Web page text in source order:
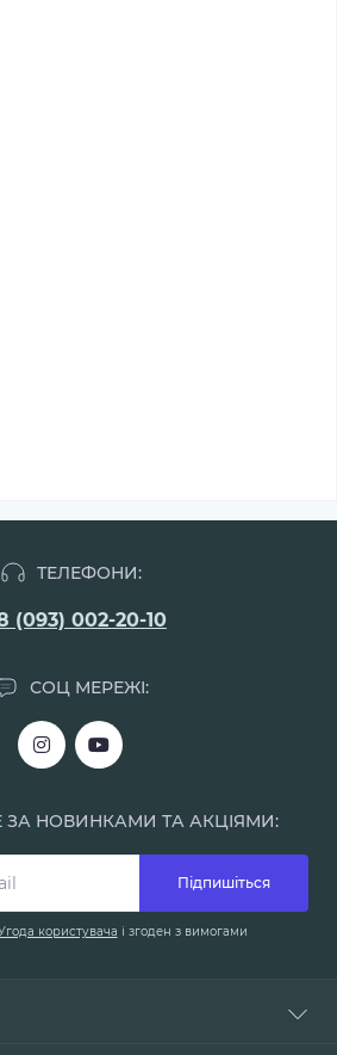
ТЕЛЕФОНИ:
(093) 002-20-10
СОЦ МЕРЕЖІ:
ЗА НОВИНКАМИ ТА АКЦІЯМИ:
Підпишіться
користувача і згоден з вимогами